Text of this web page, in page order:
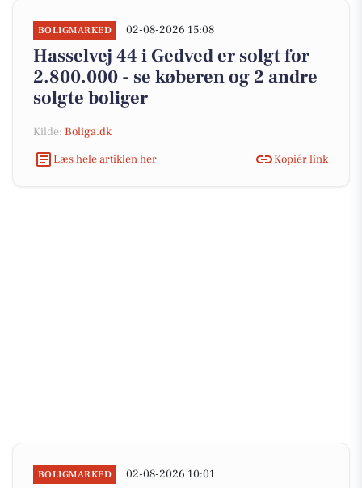
BOLIGMARKED 02-08-2026 15:08
Hasselvej 44 i Gedved er solgt for
2.800.000 - se køberen og 2 andre
solgte boliger
Kilde: Boliga.dk
Læs hele artiklen her
Kopiér link
BOLIGMARKED 02-08-2026 10:01